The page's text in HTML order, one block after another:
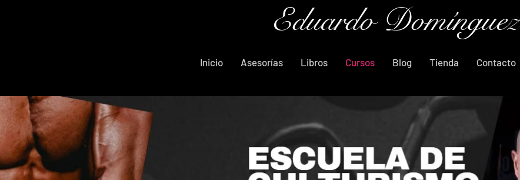
Eduardo Domínguez
Inicio Asesorías Libros Cursos Blog Tienda Contacto